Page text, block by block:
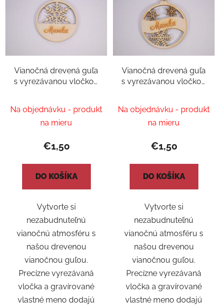
Vianočná drevená guľa
s vyrezávanou vločkou
Na objednávku - produkt
na mieru
€1,50
DO KOŠÍKA
Vytvorte si
nezabudnuteľnú
vianočnú atmosféru s
našou drevenou
vianočnou guľou.
Precízne vyrezávaná
vločka a gravírované
vlastné meno dodajú
Vianočná drevená guľa
s vyrezávanou vločkou
Na objednávku - produkt
na mieru
€1,50
DO KOŠÍKA
Vytvorte si
nezabudnuteľnú
vianočnú atmosféru s
našou drevenou
vianočnou guľou.
Precízne vyrezávaná
vločka a gravírované
vlastné meno dodajú